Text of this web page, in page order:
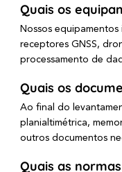
Quais os
Nossos
receptores GNSS,
processamento de
Quais os
Ao final do
planialtimétrica,
outros documentos
Quais as